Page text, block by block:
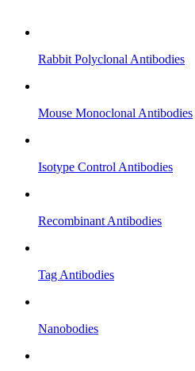
Rabbit Polyclonal Antibodies
Mouse Monoclonal Antibodies
Isotype Control Antibodies
Recombinant Antibodies
Tag Antibodies
Nanobodies